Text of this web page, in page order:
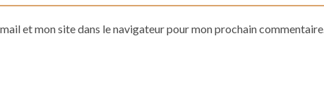
et mon site dans le navigateur pour mon prochain commentaire.